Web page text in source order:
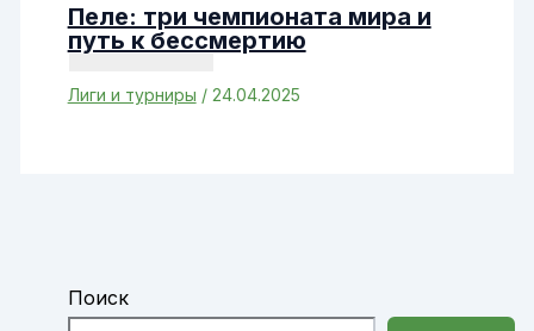
Пеле: три чемпионата мира и
путь к бессмертию
Лиги и турниры / 24.04.2025
Поиск